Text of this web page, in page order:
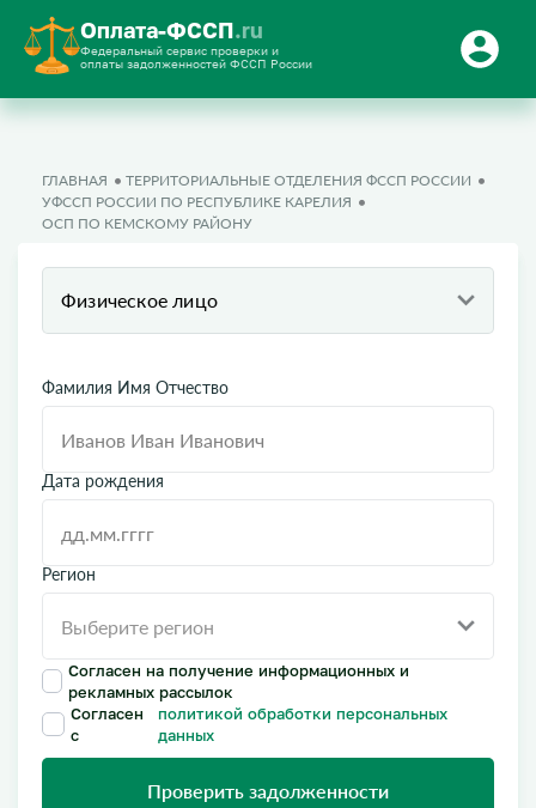
Оплата-ФССП.ru
Федеральный сервис проверки и
оплаты задолженностей ФССП России
ГЛАВНАЯ
ТЕРРИТОРИАЛЬНЫЕ ОТДЕЛЕНИЯ ФССП РОССИИ
УФССП РОССИИ ПО РЕСПУБЛИКЕ КАРЕЛИЯ
ОСП ПО КЕМСКОМУ РАЙОНУ
Физическое лицо
Фамилия Имя Отчество
Дата рождения
Регион
Согласен на получение информационных и
рекламных рассылок
Согласен
с
политикой обработки персональных
данных
Проверить задолженности